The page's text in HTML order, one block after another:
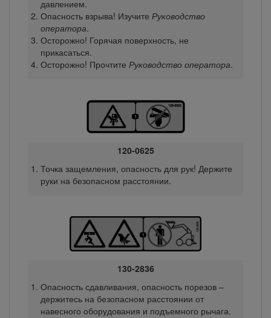
давлением.
Опасность взрыва! Изучите Руководство
оператора.
Осторожно! Горячая поверхность, не
прикасаться.
Осторожно! Прочтите Руководство оператора.
120-0625
Точка защемления, опасность для рук! Держите
руки на безопасном расстоянии.
130-2836
Опасность сдавливания, опасность порезов –
держитесь на безопасном расстоянии от
навесного оборудования и подъемного рычага.